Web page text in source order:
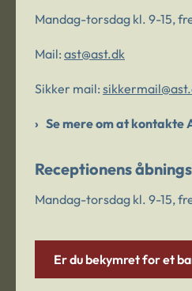
Mandag-torsdag kl. 9-15,
Mail: ast@ast.dk
Sikker mail:
Se mere om at kontakte
Receptionens
Mandag-torsdag kl. 9-15,
Er du bekymret for et